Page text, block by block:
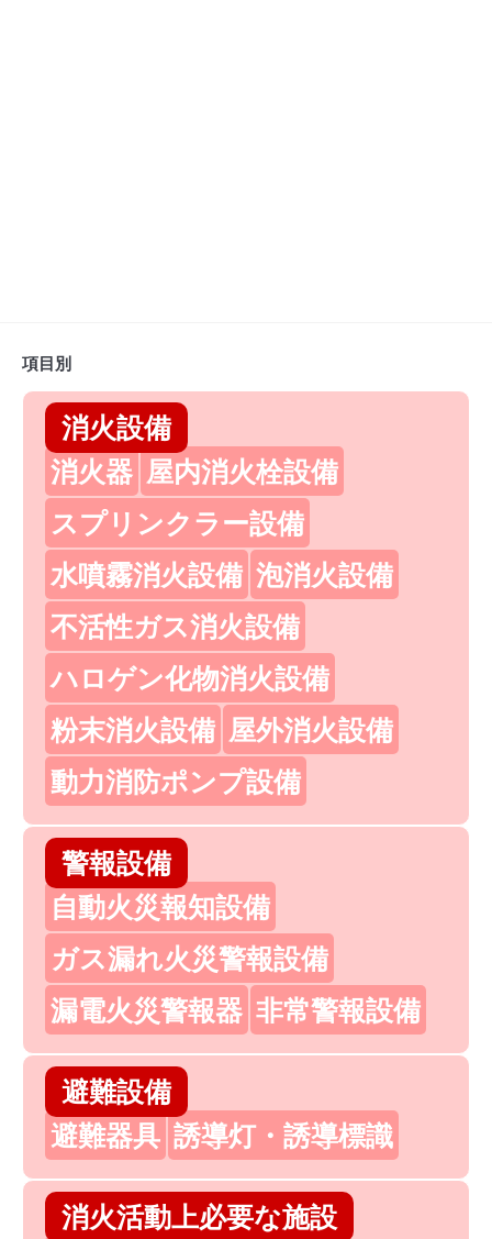
項目別
消火設備
消火器 屋内消火栓設備
スプリンクラー設備
水噴霧消火設備 泡消火設備
不活性ガス消火設備
ハロゲン化物消火設備
粉末消火設備 屋外消火設備
動力消防ポンプ設備
警報設備
自動火災報知設備
ガス漏れ火災警報設備
漏電火災警報器 非常警報設備
避難設備
避難器具 誘導灯・誘導標識
消火活動上必要な施設